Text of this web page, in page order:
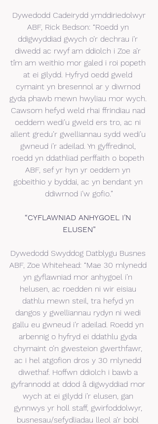
ABF, Rick Bedson: “Roedd yn
ddigwyddiad gwych o’r dechrau i’r
diwedd ac rwyf am ddiolch i Zoe a’r
tîm am weithio mor galed i roi popeth
at ei gilydd. Hyfryd oedd gweld
cymaint yn bresennol ar y diwrnod
gyda phawb mewn hwyliau mor wych.
Cawsom hefyd weld rhai ffrindiau nad
oeddem wedi’u gweld ers tro, ac ni
allent gredu’r gwelliannau sydd wedi’u
gwneud i’r adeilad. Yn gyffredinol,
roedd yn ddathliad perffaith o bopeth
ABF, sef yr hyn yr oeddem yn
gobeithio y byddai, ac yn bendant yn
ddiwrnod i’w gofio.”
“CYFLAWNIAD ANHYGOEL I’N
ELUSEN”
Dywedodd Swyddog Datblygu Busnes
ABF, Zoe Whitehead: “Mae 30 mlynedd
yn gyflawniad mor anhygoel i’n
helusen, ac roedden ni wir eisiau
dathlu mewn steil, tra hefyd yn
dangos y gwelliannau rydyn ni wedi
gallu eu gwneud i’r adeilad. Roedd yn
arbennig o hyfryd ei ddathlu gyda
chymaint o’n gwesteion gwerthfawr,
ac i hel atgofion dros y 30 mlynedd
diwethaf. Hoffwn ddiolch i bawb a
gyfrannodd at ddod â digwyddiad mor
wych at ei gilydd i’r elusen, gan
gynnwys yr holl staff, gwirfoddolwyr,
busnesau/sefydliadau lleol a’r bobl